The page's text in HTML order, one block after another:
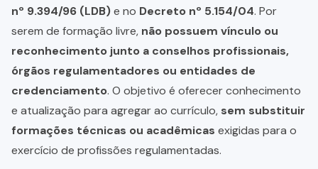
nº 9.394/96 (LDB)e no Decreto nº 5.154/04. Por
serem de formação livre, não possuem vínculo ou
reconhecimento junto a conselhos profissionais,
órgãos regulamentadores ou entidades de
credenciamento. O objetivo é oferecer conhecimento
e atualização para agregar ao currículo, sem substituir
formações técnicas ou acadêmicas exigidas para o
exercício de profissões regulamentadas.